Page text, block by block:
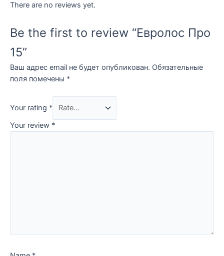
There are no reviews yet.
Be the first to review “Евролос Про
15”
Ваш адрес email не будет опубликован. Обязательные
поля помечены *
Your rating *
Your review *